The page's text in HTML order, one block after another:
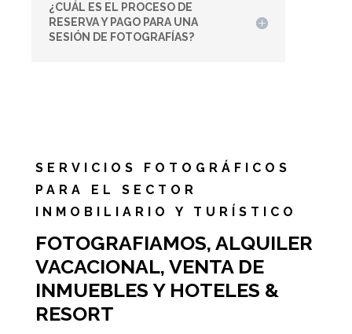
¿CUÁL ES EL PROCESO DE
RESERVA Y PAGO PARA UNA
SESIÓN DE FOTOGRAFÍAS?
SERVICIOS FOTOGRÁFICOS
PARA EL SECTOR
INMOBILIARIO Y TURÍSTICO
FOTOGRAFIAMOS, ALQUILER
VACACIONAL, VENTA DE
INMUEBLES Y HOTELES &
RESORT